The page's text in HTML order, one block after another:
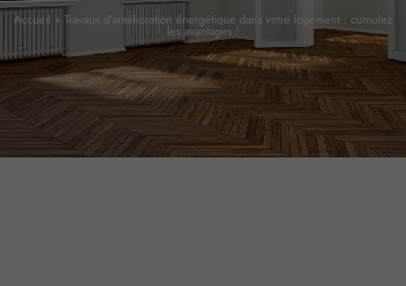
Accueil » Travaux d’amélioration énergétique dans votre logement : cumulez
les avantages !